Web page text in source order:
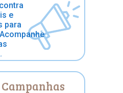
e
para
Campanhas